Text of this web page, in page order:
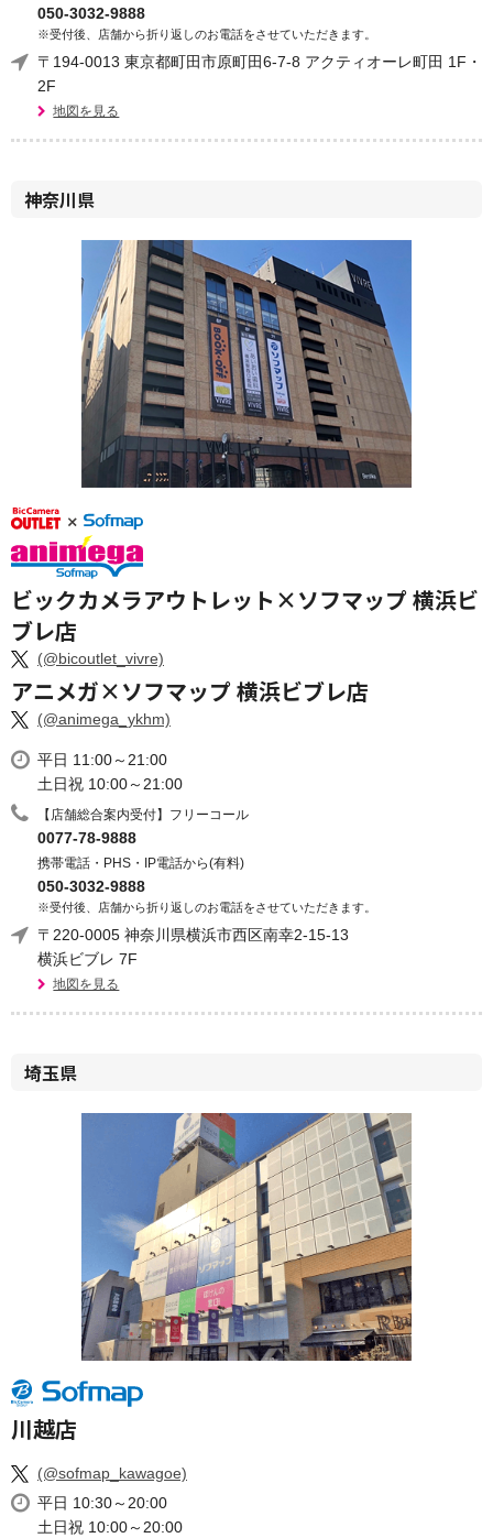
050-3032-9888
※受付後、店舗から折り返しのお電話をさせていただきます。
〒194-0013 東京都町田市原町田6-7-8 アクティオーレ町田 1F・
2F
地図を見る
神奈川県
ビックカメラアウトレット×ソフマップ 横浜ビ
ブレ店
(@bicoutlet_vivre)
アニメガ×ソフマップ 横浜ビブレ店
(@animega_ykhm)
平日 11:00～21:00
土日祝 10:00～21:00
【店舗総合案内受付】フリーコール
0077-78-9888
携帯電話・PHS・IP電話から(有料)
050-3032-9888
※受付後、店舗から折り返しのお電話をさせていただきます。
〒220-0005 神奈川県横浜市西区南幸2-15-13
横浜ビブレ 7F
地図を見る
埼玉県
川越店
(@sofmap_kawagoe)
平日 10:30～20:00
土日祝 10:00～20:00